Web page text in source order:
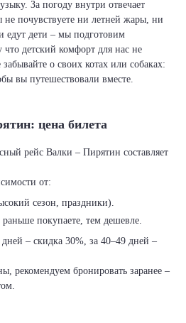
За погоду внутри отвечает
не почувствуете ни летней жары, ни
едут дети – мы подготовим
детский комфорт для нас не
о своих котах или собаках:
вы путешествовали вместе.
цена билета
рейс Валки – Пирятин составляет
от:
сезон, праздники).
покупаете, тем дешевле.
– скидка 30%, за 40–49 дней –
рекомендуем бронировать заранее –